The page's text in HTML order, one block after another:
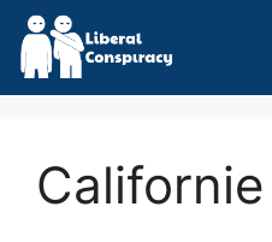
Skip
content
Californie